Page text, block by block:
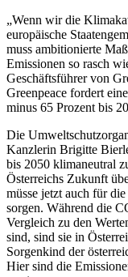
„Wenn wir die
europäische
muss ambitionierte
Emissionen so rasch
Geschäftsführer von
Greenpeace fordert
minus 65 Prozent bis
Die
Kanzlerin Brigitte
bis 2050 klimaneutral
Österreichs Zukunft
müsse jetzt auch für
sorgen. Während die
Vergleich zu den
sind, sind sie in
Sorgenkind der
Hier sind die